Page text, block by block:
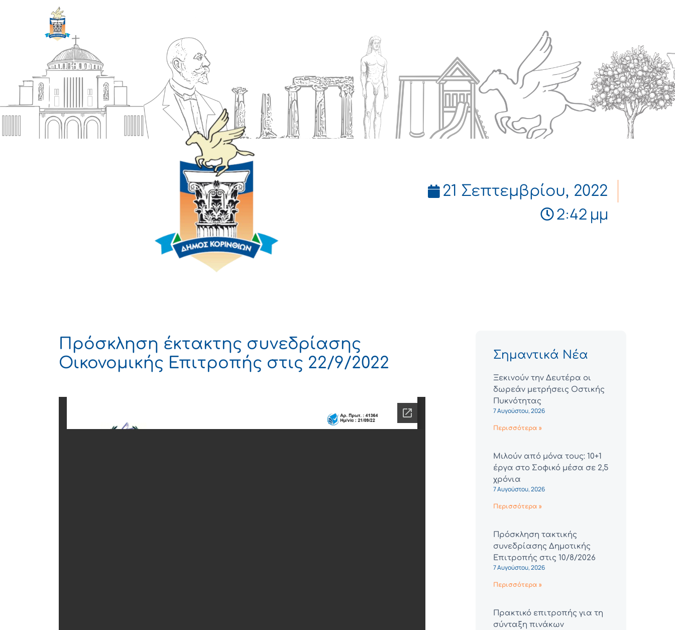
21 Σεπτεμβρίου, 2022
2:42 μμ
Πρόσκληση έκτακτης συνεδρίασης
Οικονομικής Επιτροπής στις 22/9/2022
Σημαντικά Νέα
Ξεκινούν την Δευτέρα οι
δωρεάν μετρήσεις Οστικής
Πυκνότητας
7 Αυγούστου, 2026
Περισσότερα »
Μιλούν από μόνα τους: 10+1
έργα στο Σοφικό μέσα σε 2,5
χρόνια
7 Αυγούστου, 2026
Περισσότερα »
Πρόσκληση τακτικής
συνεδρίασης Δημοτικής
Επιτροπής στις 10/8/2026
7 Αυγούστου, 2026
Περισσότερα »
Πρακτικό επιτροπής για τη
σύνταξη πινάκων